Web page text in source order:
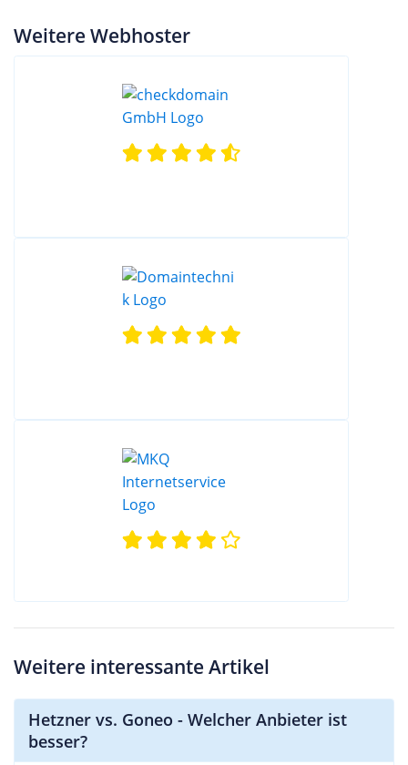
Weitere Webhoster
Weitere interessante Artikel
Hetzner vs. Goneo - Welcher Anbieter ist
besser?